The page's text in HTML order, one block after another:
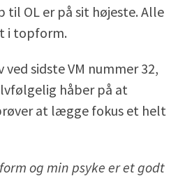
til OL er på sit højeste. Alle
i topform.
sidste VM nummer 32,
håber på at
at lægge fokus et helt
og min psyke er et godt